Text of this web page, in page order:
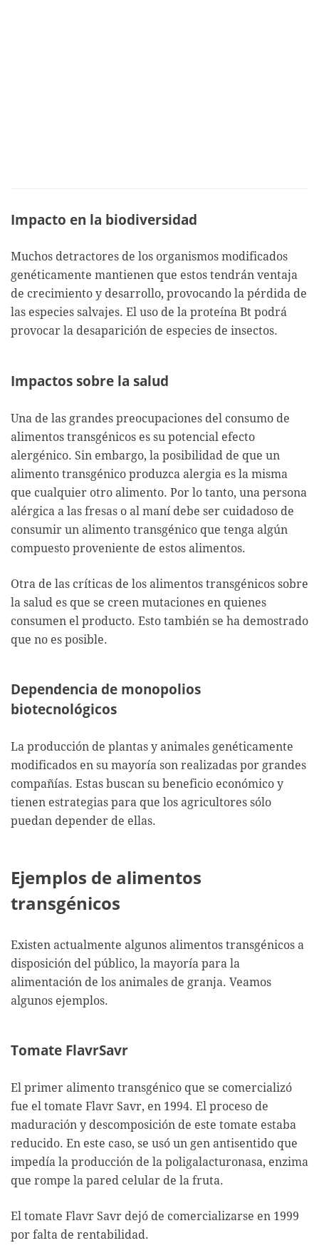
Impacto en la biodiversidad
Muchos detractores de los organismos modificados
genéticamente mantienen que estos tendrán ventaja
de crecimiento y desarrollo, provocando la pérdida de
las especies salvajes. El uso de la proteína Bt podrá
provocar la desaparición de especies de insectos.
Impactos sobre la salud
Una de las grandes preocupaciones del consumo de
alimentos transgénicos es su potencial efecto
alergénico. Sin embargo, la posibilidad de que un
alimento transgénico produzca alergia es la misma
que cualquier otro alimento. Por lo tanto, una persona
alérgica a las fresas o al maní debe ser cuidadoso de
consumir un alimento transgénico que tenga algún
compuesto proveniente de estos alimentos.
Otra de las críticas de los alimentos transgénicos sobre
la salud es que se creen mutaciones en quienes
consumen el producto. Esto también se ha demostrado
que no es posible.
Dependencia de monopolios
biotecnológicos
La producción de plantas y animales genéticamente
modificados en su mayoría son realizadas por grandes
compañías. Estas buscan su beneficio económico y
tienen estrategias para que los agricultores sólo
puedan depender de ellas.
Ejemplos de alimentos
transgénicos
Existen actualmente algunos alimentos transgénicos a
disposición del público, la mayoría para la
alimentación de los animales de granja. Veamos
algunos ejemplos.
Tomate FlavrSavr
El primer alimento transgénico que se comercializó
fue el tomate Flavr Savr, en 1994. El proceso de
maduración y descomposición de este tomate estaba
reducido. En este caso, se usó un gen antisentido que
impedía la producción de la poligalacturonasa, enzima
que rompe la pared celular de la fruta.
El tomate Flavr Savr dejó de comercializarse en 1999
por falta de rentabilidad.